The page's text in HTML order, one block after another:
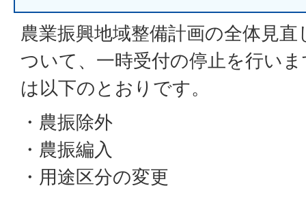
農業振興地域整備計画の全体見
ついて、一時受付の停止を行い
は以下のとおりです。
・農振除外
・農振編入
・用途区分の変更